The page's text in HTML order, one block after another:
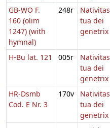
GB-WO F.
160 (olim
1247) (with
hymnal)
248r
Nativitas
tua dei
genetrix
H-Bu lat. 121 005r
Nativitas
tua dei
genetrix
HR-Dsmb
Cod. E Nr. 3
170v
Nativitas
tua dei
genetrix